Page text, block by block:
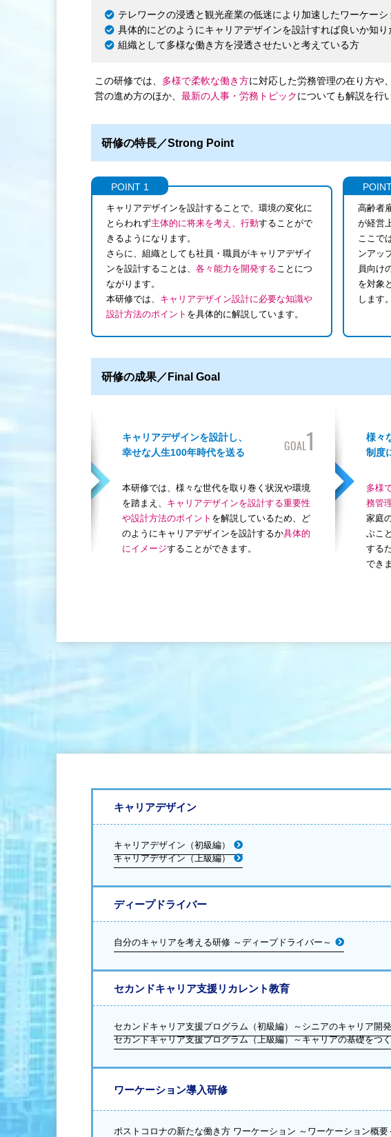
テレワークの浸透と観光産業の低迷により加速したワーケー
具体的にどのようにキャリアデザインを設計すれば良いか知り
組織として多様な働き方を浸透させたいと考えている方
この研修では、 多様で柔軟な働き方に対応した労務管理の在り方や
営の進め方のほか、 最新の人事・労務トピックについても解説を行
研修の特長／Strong Point
POINT 1
キャリアデザインを設計することで、環境の変化に
とらわれず主体的に将来を考え、行動することがで
きるようになります。
さらに、組織としても社員・職員がキャリアデザイ
ンを設計することは、 各々能力を開発することにつ
ながります。
本研修では、 キャリアデザイン設計に必要な知識や
設計方法のポイント を具体的に解説しています。
高齢者
が経営
ここで
ンアッ
員向け
を対象
します。
研修の成果／Final Goal
GOAL1
キャリアデザインを設計し、
幸せな人生100年時代を送る
本研修では、様々な世代を取り巻く状況や環境
を踏まえ、 キャリアデザインを設計する重要性
や設計方法のポイント を解説しているため、ど
のようにキャリアデザインを設計するか具体的
にイメージすることができます。
様々
制度
多様
務管
家庭
ぶこ
する
でき
キャリアデザイン
キャリアデザイン（初級編）
キャリアデザイン（上級編）
ディープドライバー
自分のキャリアを考える研修 ～ディープドライバー～
セカンドキャリア支援リカレント教育
セカンドキャリア支援プログラム（初級編）～シニアのキャリア開
セカンドキャリア支援プログラム（上級編）～キャリアの基礎をつ
ワーケーション導入研修
ポストコロナの新たな働き方 ワーケーション ～ワーケーション概要